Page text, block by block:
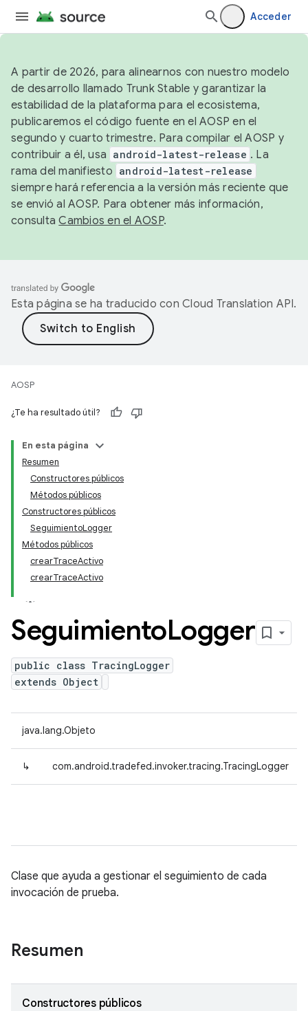
Acceder
A partir de 2026, para alinearnos con nuestro modelo
de desarrollo llamado Trunk Stable y garantizar la
estabilidad de la plataforma para el ecosistema,
publicaremos el código fuente en el AOSP en el
segundo y cuarto trimestre. Para compilar el AOSP y
contribuir a él, usa android-latest-release . La
rama del manifiesto android-latest-release
siempre hará referencia a la versión más reciente que
se envió al AOSP. Para obtener más información,
consultaCambios en el AOSP.
Esta página se ha traducido con Cloud Translation API.
AOSP
¿Te ha resultado útil?
En esta página
Resumen
Constructores públicos
Métodos públicos
Constructores públicos
SeguimientoLogger
Métodos públicos
crearTraceActivo
crearTraceActivo
SeguimientoLogger
public class TracingLogger
extends Object
java.lang.Objeto
↳ com.android.tradefed.invoker.tracing.TracingLogger
Clase que ayuda a gestionar el seguimiento de cada
invocación de prueba.
Resumen
Constructores públicos